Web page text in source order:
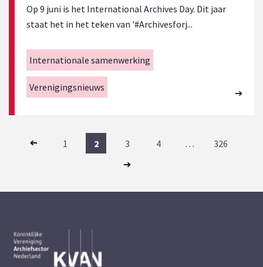
Op 9 juni is het International Archives Day. Dit jaar
staat het in het teken van '#Archivesforj...
Internationale samenwerking
Verenigingsnieuws
1 2 3 4 … 326